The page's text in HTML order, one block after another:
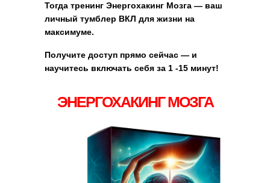
Тогда тренинг Энергохакинг Мозга — ваш
личный тумблер ВКЛ для жизни на
максимуме.
Получите доступ прямо сейчас — и
научитесь включать себя за 1 -15 минут!
ЭНЕРГОХАКИНГ МОЗГА